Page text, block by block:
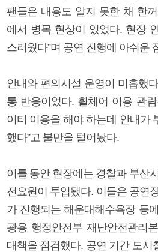
팬들은 내용도 알지 못한 채 한
에서 병목 현상이 있었다. 현장
스러웠다”며 공연 진행에 아쉬운
안내와 편의시설 운영이 미흡했
통 반응이었다. 휠체어 이용 관
이터 이용을 해야 하는데 안내가
했다”고 불만을 털어놨다.
이틀 동안 현장에는 경찰과 부산
전요원이 투입됐다. 이들은 공연
가 진행되는 해운대해수욕장 등
광용 행정안전부 재난안전관리
대책을 점검했다. 공연 기간 도시